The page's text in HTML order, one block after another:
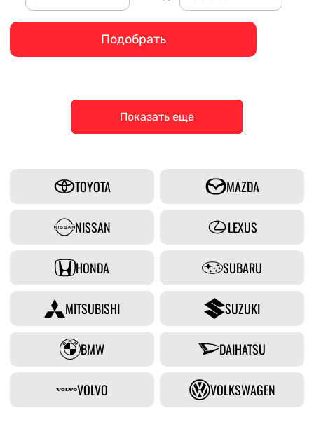
Подобрать
Показать еще
TOYOTA MAZDA
NISSAN LEXUS
HONDA SUBARU
MITSUBISHI SUZUKI
BMW DAIHATSU
VOLVO VOLKSWAGEN